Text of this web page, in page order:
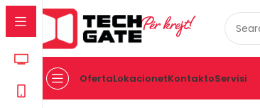
Për krejt!
OfertaLokacionetKontaktoServisi
Kreu